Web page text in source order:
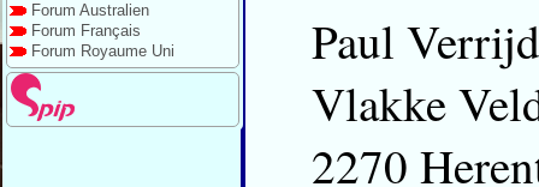
Forum Australien
Forum Français
Forum Royaume Uni
Paul
Vlakke
2270